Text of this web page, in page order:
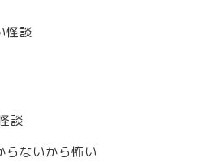
怪談
談
ないから怖い